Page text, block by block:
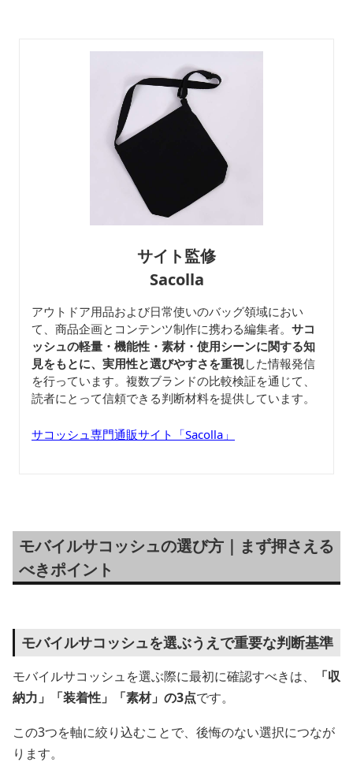
サイト監修
Sacolla
アウトドア用品および日常使いのバッグ領域におい
て、商品企画とコンテンツ制作に携わる編集者。 サコ
ッシュの軽量・機能性・素材・使用シーンに関する知
見をもとに、実用性と選びやすさを重視した情報発信
を行っています。複数ブランドの比較検証を通じて、
読者にとって信頼できる判断材料を提供しています。
サコッシュ専門通販サイト「Sacolla」
モバイルサコッシュの選び方｜まず押さえる
べきポイント
モバイルサコッシュを選ぶうえで重要な判断基準
モバイルサコッシュを選ぶ際に最初に確認すべきは、
「収
納力」「装着性」「素材」の3点です。
この3つを軸に絞り込むことで、後悔のない選択につなが
ります。